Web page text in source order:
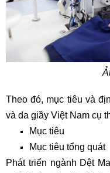
Theo đó, mục tiêu và
và da giầy Việt Nam cụ
Mục tiêu
Mục tiêu tổng quát
Phát triển ngành Dệt